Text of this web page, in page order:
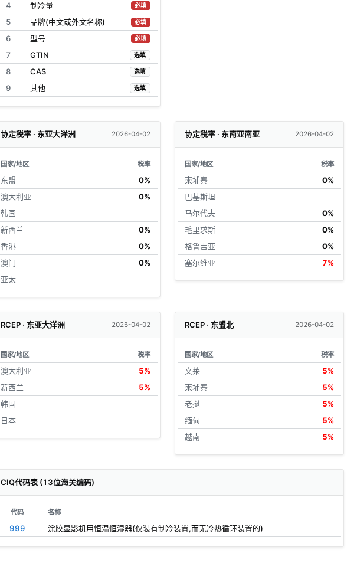
4 制冷量 必填
5 品牌(中文或外文名称) 必填
6 型号 必填
7 GTIN 选填
8 CAS 选填
9 其他 选填
协定税率 · 东亚大洋洲 2026-04-02
国家/地区 税率
东盟
0%
澳大利亚
0%
韩国
新西兰
0%
香港
0%
澳门
0%
亚太
协定税率 · 东南亚南亚 2026-04-02
国家/地区 税率
柬埔寨
0%
巴基斯坦
马尔代夫
0%
毛里求斯
0%
格鲁吉亚
0%
塞尔维亚
7%
RCEP · 东亚大洋洲 2026-04-02
国家/地区 税率
澳大利亚
5%
新西兰
5%
韩国
日本
RCEP · 东盟北 2026-04-02
国家/地区 税率
文莱
5%
柬埔寨
5%
老挝
5%
缅甸
5%
越南
5%
CIQ代码表 (13位海关编码)
代码 名称
999 涂胶显影机用恒温恒湿器(仅装有制冷装置,而无冷热循环装置的)